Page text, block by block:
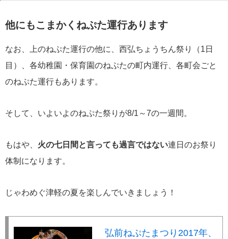
他にもこまかくねぷた運行あります
なお、上のねぷた運行の他に、西弘ちょうちん祭り（1日
目）、各幼稚園・保育園のねぷたの町内運行、各町会ごと
のねぷた運行もあります。
そして、いよいよのねぷた祭りが8/1～7の一週間。
もはや、 火の七日間と言っても過言ではない連日のお祭り
体制になります。
じゃわめぐ津軽の夏を楽しんでいきましょう！
弘前ねぷたまつり2017年、